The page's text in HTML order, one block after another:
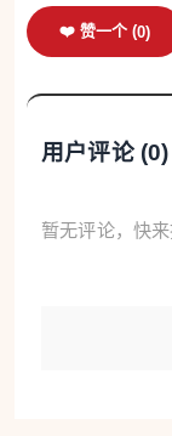
❤️ 赞一个 (0)
用户评论 (0)
暂无评论，快